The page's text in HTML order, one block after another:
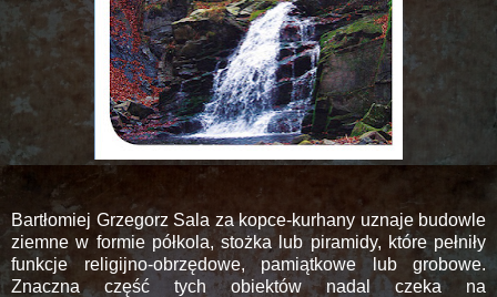
Bartłomiej Grzegorz Sala za kopce-kurhany uznaje budowle
ziemne w formie półkola, stożka lub piramidy, które pełniły
funkcje religijno-obrzędowe, pamiątkowe lub grobowe.
Znaczna część tych obiektów nadal czeka na